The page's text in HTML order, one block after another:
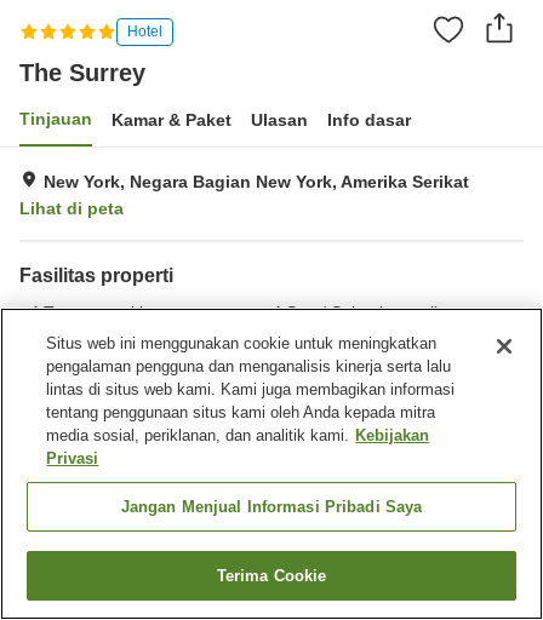
Hotel
The Surrey
Tinjauan Kamar & Paket Ulasan Info dasar
New York, Negara Bagian New York, Amerika Serikat
Lihat di peta
Fasilitas properti
Tempat parkir
Spa / Salon kecantikan
Restoran
Bar
Beranda Amerika Serikat Negara Bagian New York
New York
Manhattan Community Board 8
The Surrey
Cari kamar
Situs web ini menggunakan cookie untuk meningkatkan
pengalaman pengguna dan menganalisis kinerja serta lalu
lintas di situs web kami. Kami juga membagikan informasi
tentang penggunaan situs kami oleh Anda kepada mitra
media sosial, periklanan, dan analitik kami. Kebijakan
Privasi
Jangan Menjual Informasi Pribadi Saya
Terima Cookie